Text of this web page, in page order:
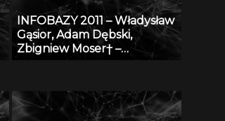
INFOBAZY 2011 – Władysław
Gąsior, Adam Dębski,
Zbigniew Moser† –
fizykochemicznych metali i
stopów